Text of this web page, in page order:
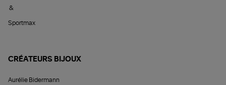
&
Sportmax
CRÉATEURS BIJOUX
Aurélie Bidermann